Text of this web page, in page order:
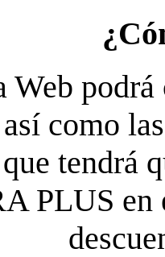
Web
como
tendrá
PLUS en